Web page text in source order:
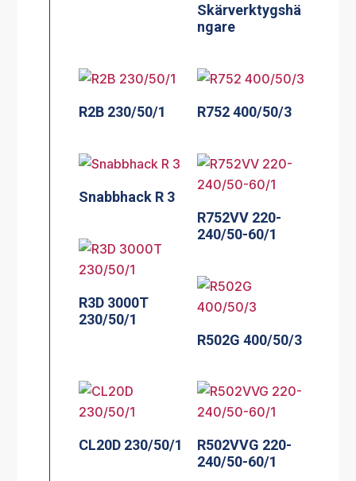
Skärverktygshä
ngare
R2B 230/50/1 R752 400/50/3
Snabbhack R 3
R752VV 220-
240/50-60/1
R3D 3000T
230/50/1
R502G 400/50/3
CL20D 230/50/1
R502VVG 220-
240/50-60/1